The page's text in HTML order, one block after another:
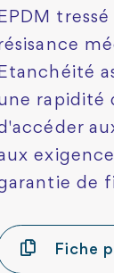
rapidité
de
Fiche